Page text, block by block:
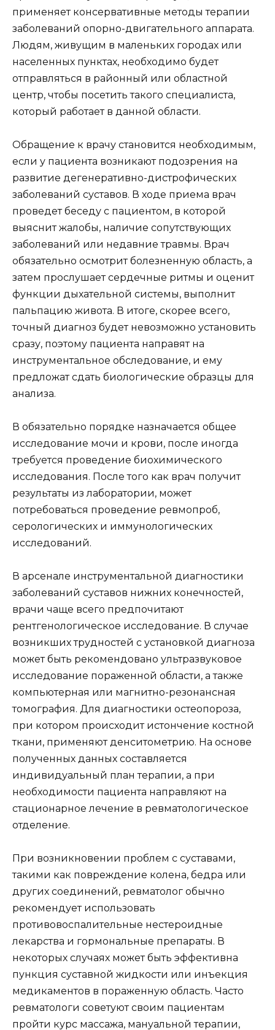
применяет консервативные методы терапии
заболеваний опорно-двигательного аппарата.
Людям, живущим в маленьких городах или
населенных пунктах, необходимо будет
отправляться в районный или областной
центр, чтобы посетить такого специалиста,
который работает в данной области.
Обращение к врачу становится необходимым,
если у пациента возникают подозрения на
развитие дегенеративно-дистрофических
заболеваний суставов. В ходе приема врач
проведет беседу с пациентом, в которой
выяснит жалобы, наличие сопутствующих
заболеваний или недавние травмы. Врач
обязательно осмотрит болезненную область, а
затем прослушает сердечные ритмы и оценит
функции дыхательной системы, выполнит
пальпацию живота. В итоге, скорее всего,
точный диагноз будет невозможно установить
сразу, поэтому пациента направят на
инструментальное обследование, и ему
предложат сдать биологические образцы для
анализа.
В обязательно порядке назначается общее
исследование мочи и крови, после иногда
требуется проведение биохимического
исследования. После того как врач получит
результаты из лаборатории, может
потребоваться проведение ревмопроб,
серологических и иммунологических
исследований.
В арсенале инструментальной диагностики
заболеваний суставов нижних конечностей,
врачи чаще всего предпочитают
рентгенологическое исследование. В случае
возникших трудностей с установкой диагноза
может быть рекомендовано ультразвуковое
исследование пораженной области, а также
компьютерная или магнитно-резонансная
томография. Для диагностики остеопороза,
при котором происходит истончение костной
ткани, применяют денситометрию. На основе
полученных данных составляется
индивидуальный план терапии, а при
необходимости пациента направляют на
стационарное лечение в ревматологическое
отделение.
При возникновении проблем с суставами,
такими как повреждение колена, бедра или
других соединений, ревматолог обычно
рекомендует использовать
противовоспалительные нестероидные
лекарства и гормональные препараты. В
некоторых случаях может быть эффективна
пункция суставной жидкости или инъекция
медикаментов в пораженную область. Часто
ревматологи советуют своим пациентам
пройти курс массажа, мануальной терапии,